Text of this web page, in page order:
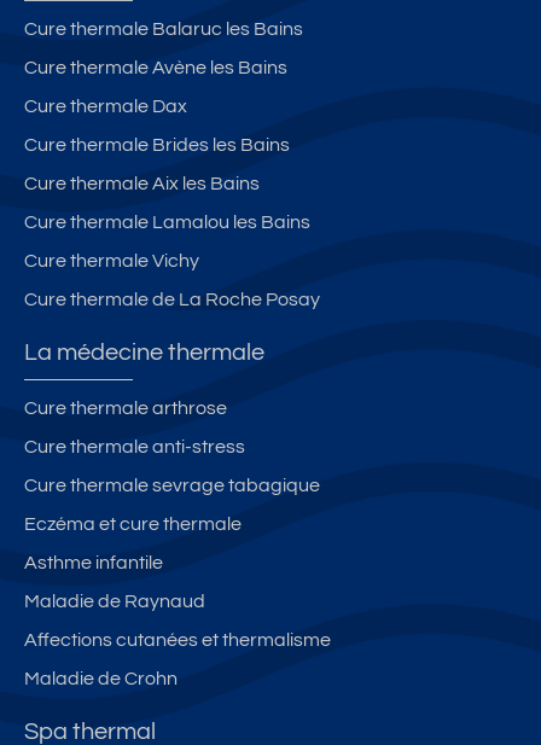
Cure thermale Balaruc les Bains
Cure thermale Avène les Bains
Cure thermale Dax
Cure thermale Brides les Bains
Cure thermale Aix les Bains
Cure thermale Lamalou les Bains
Cure thermale Vichy
Cure thermale de La Roche Posay
La médecine thermale
Cure thermale arthrose
Cure thermale anti-stress
Cure thermale sevrage tabagique
Eczéma et cure thermale
Asthme infantile
Maladie de Raynaud
Affections cutanées et thermalisme
Maladie de Crohn
Spa thermal